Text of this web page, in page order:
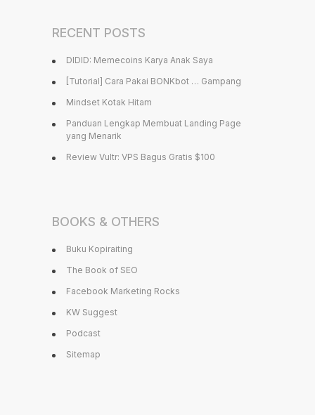
RECENT POSTS
DIDID: Memecoins Karya Anak Saya
[Tutorial] Cara Pakai BONKbot … Gampang
Mindset Kotak Hitam
Panduan Lengkap Membuat Landing Page
yang Menarik
Review Vultr: VPS Bagus Gratis $100
BOOKS & OTHERS
Buku Kopiraiting
The Book of SEO
Facebook Marketing Rocks
KW Suggest
Podcast
Sitemap